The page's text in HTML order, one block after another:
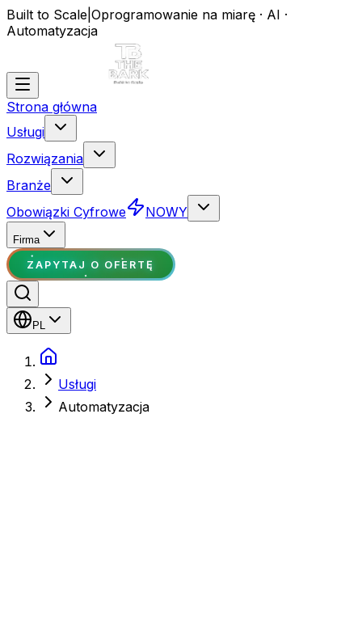
Built to Scale Oprogramowanie na miarę · AI ·
Automatyzacja
Strona główna
Usługi
Rozwiązania
Branże
Obowiązki Cyfrowe
NOWY
Firma
ZAPYTAJ O OFERTĘ
PL
Usługi
Automatyzacja